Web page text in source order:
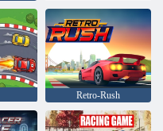
Retro-Rush